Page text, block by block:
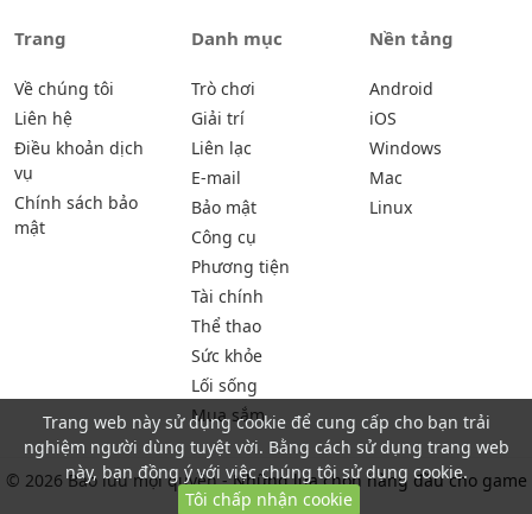
Trang
Về chúng tôi
Liên hệ
Điều khoản dịch
vụ
Chính sách bảo
mật
Danh mục
Trò chơi
Giải trí
Liên lạc
E-mail
Bảo mật
Công cụ
Phương tiện
Tài chính
Thể thao
Sức khỏe
Lối sống
Mua sắm
Nền tảng
Android
iOS
Windows
Mac
Linux
© 2026 Bảo lưu mọi quyền -Những lựa chọn hàng đầu cho game
thủ | ihabu.com
Trang web này sử dụng cookie để cung cấp cho bạn trải
nghiệm người dùng tuyệt vời. Bằng cách sử dụng trang web
này, bạn đồng ý với việc chúng tôi sử dụng cookie.
Tôi chấp nhận cookie